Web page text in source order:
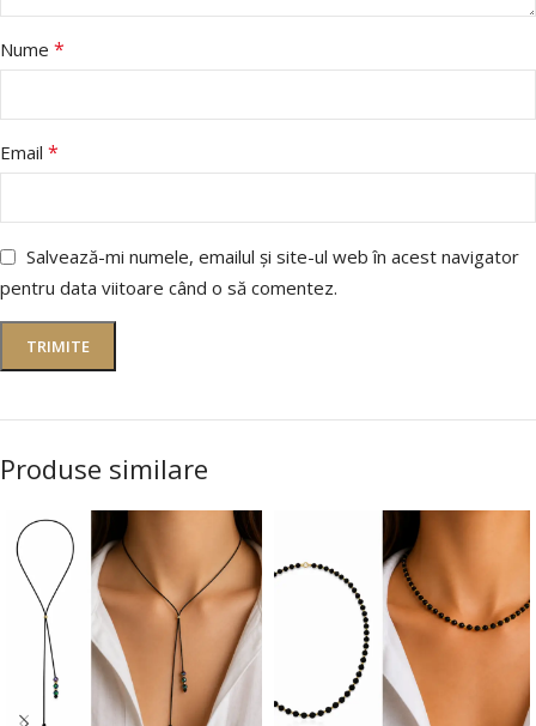
Nume *
Email *
Salvează-mi numele, emailul și site-ul web în acest navigator
pentru data viitoare când o să comentez.
Produse similare